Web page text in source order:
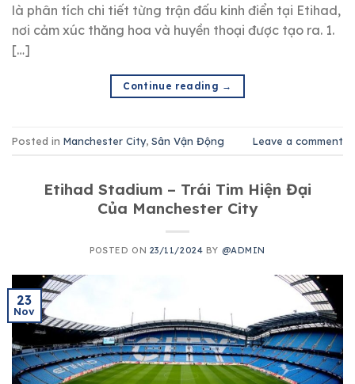
là phân tích chi tiết từng trận đấu kinh điển tại Etihad,
nơi cảm xúc thăng hoa và huyền thoại được tạo ra. 1.
[…]
Continue reading →
Posted in Manchester City, Sân Vận Động Leave a comment
Etihad Stadium – Trái Tim Hiện Đại
Của Manchester City
POSTED ON 23/11/2024 BY @ADMIN
23
Nov